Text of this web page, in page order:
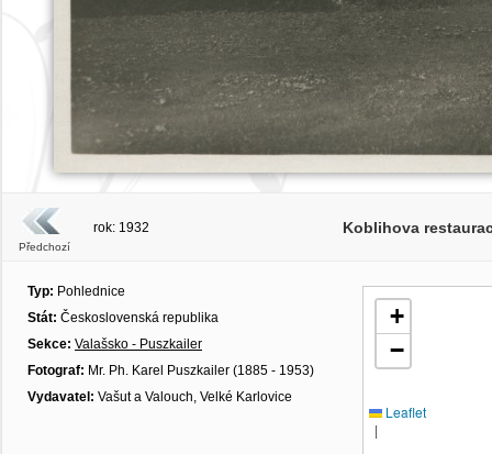
Předchozí
rok: 1932 Koblihova
Typ: Pohlednice
Stát: Československá republika
Sekce: Valašsko - Puszkailer
Fotograf: Mr. Ph. Karel Puszkailer (1885 - 1953)
Vydavatel: Vašut a Valouch, Velké Karlovice
+
−
Leaflet
|